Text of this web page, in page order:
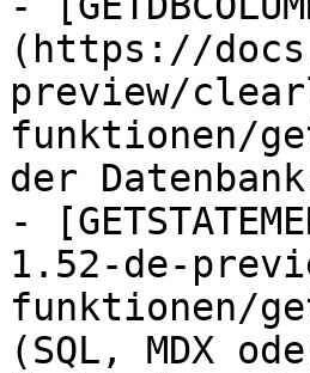
(https://
preview/
funktionen/
der
-
1.52-de-
funktionen/
(SQL, MDX